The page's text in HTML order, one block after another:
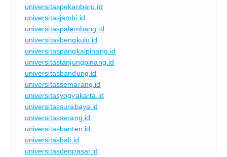
universitaspekanbaru.id
universitasjambi.id
universitaspalembang.id
universitasbengkulu.id
universitaspangkalpinang.id
universitastanjungpinang.id
universitasbandung.id
universitassemarang.id
universitasyogyakarta.id
universitassurabaya.id
universitasserang.id
universitasbanten.id
universitasbali.id
universitasdenpasar.id